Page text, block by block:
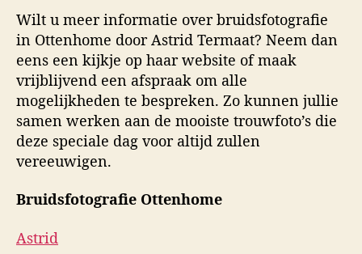
Wilt u meer informatie over bruidsfotografie
in Ottenhome door Astrid Termaat? Neem dan
eens een kijkje op haar website of maak
vrijblijvend een afspraak om alle
mogelijkheden te bespreken. Zo kunnen jullie
samen werken aan de mooiste trouwfoto’s die
deze speciale dag voor altijd zullen
vereeuwigen.
Bruidsfotografie Ottenhome
Astrid